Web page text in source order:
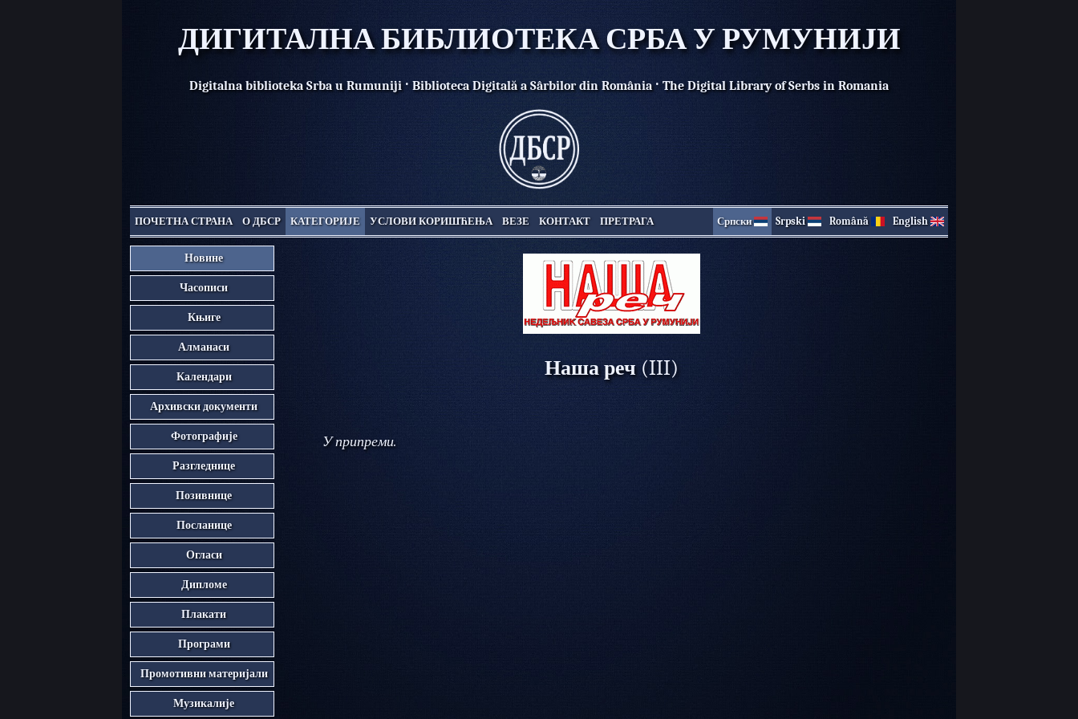
ДИГИТАЛНА БИБЛИОТЕКА СРБА У РУМУНИЈИ
Digitalna biblioteka Srba u Rumuniji· Biblioteca Digitală a Sârbilor din România· The Digital Library of Serbs in Romania
ПОЧЕТНА СТРАНА О ДБСР КАТЕГОРИЈЕ УСЛОВИ КОРИШЋЕЊА ВЕЗЕ КОНТАКТ ПРЕТРАГА Српски Srpski Română English
Новине
Часописи
Књиге
Алманаси
Календари
Архивски документи
Фотографије
Разгледнице
Позивнице
Посланице
Огласи
Дипломе
Плакати
Програми
Промотивни материјали
Музикалије
Наша реч (III)
У припреми.